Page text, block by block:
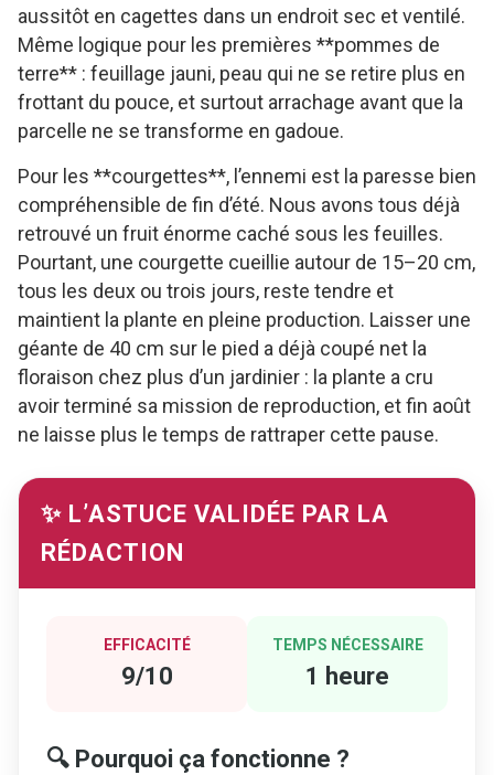
aussitôt en cagettes dans un endroit sec et ventilé.
Même logique pour les premières **pommes de
terre** : feuillage jauni, peau qui ne se retire plus en
frottant du pouce, et surtout arrachage avant que la
parcelle ne se transforme en gadoue.
Pour les **courgettes**, l’ennemi est la paresse bien
compréhensible de fin d’été. Nous avons tous déjà
retrouvé un fruit énorme caché sous les feuilles.
Pourtant, une courgette cueillie autour de 15–20 cm,
tous les deux ou trois jours, reste tendre et
maintient la plante en pleine production. Laisser une
géante de 40 cm sur le pied a déjà coupé net la
floraison chez plus d’un jardinier : la plante a cru
avoir terminé sa mission de reproduction, et fin août
ne laisse plus le temps de rattraper cette pause.
✨ L’ASTUCE VALIDÉE PAR LA
RÉDACTION
EFFICACITÉ
9/10
TEMPS NÉCESSAIRE
1 heure
🔍 Pourquoi ça fonctionne ?